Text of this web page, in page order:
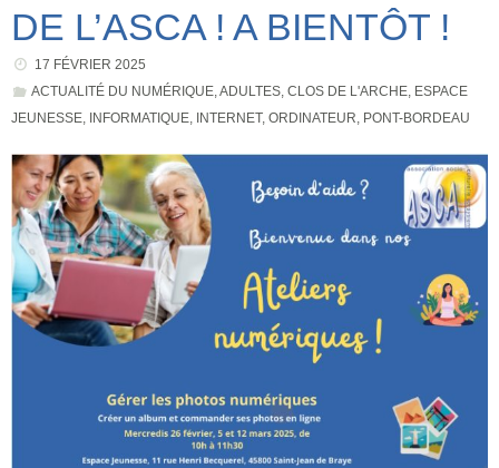
DE L’ASCA ! A BIENTÔT !
17 FÉVRIER 2025
ACTUALITÉ DU NUMÉRIQUE, ADULTES, CLOS DE L'ARCHE, ESPACE
JEUNESSE INFORMATIQUE INTERNET, ORDINATEUR PONT-BORDEAU